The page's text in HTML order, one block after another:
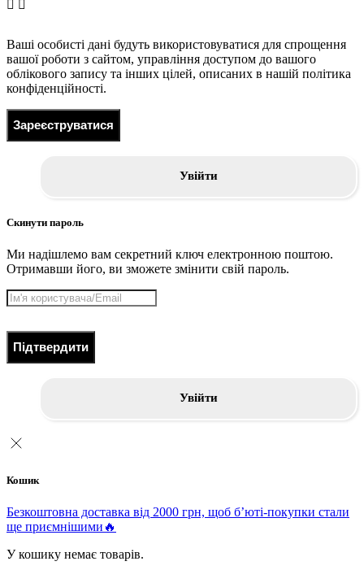
Ваші особисті дані будуть використовуватися для спрощення
вашої роботи з сайтом, управління доступом до вашого
облікового запису та інших цілей, описаних в нашій політика
конфіденційності.
Зареєструватися
Увійти
Скинути пароль
Ми надішлемо вам секретний ключ електронною поштою.
Отримавши його, ви зможете змінити свій пароль.
Підтвердити
Увійти
Кошик
Безкоштовна доставка від 2000 грн, щоб б’юті-покупки стали
ще приємнішими🔥
У кошику немає товарів.